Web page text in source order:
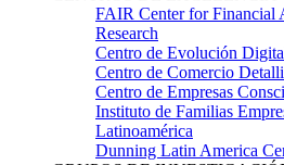
FAIR Center for Financial
Research
Centro de Evolución
Centro de Comercio
Centro de Empresas
Instituto de Familias
Latinoamérica
Dunning Latin America